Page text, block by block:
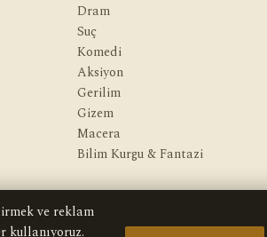
Dram
Suç
Komedi
Aksiyon
Gerilim
Gizem
Macera
Bilim Kurgu & Fantazi
ve reklam
kullanıyoruz.